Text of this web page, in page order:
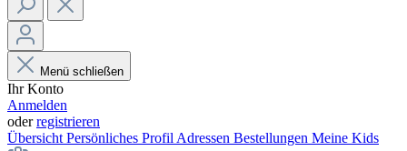
Menü schließen
Ihr Konto
Anmelden
oderregistrieren
Übersicht Persönliches Profil Adressen Bestellungen Meine Kids